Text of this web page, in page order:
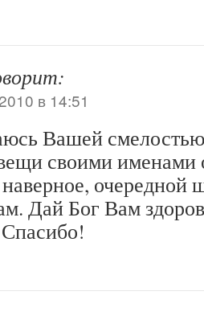
в 14:51
Вашей
своими именами
очередной
Дай Бог Вам